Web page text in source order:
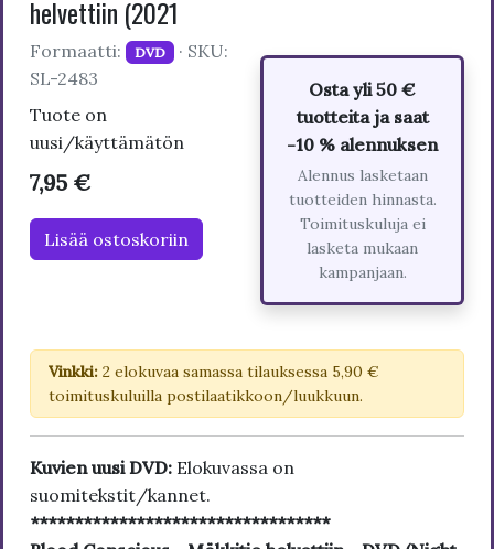
helvettiin (2021
Formaatti: DVD · SKU:
SL-2483
Tuote on
uusi/käyttämätön
7,95 €
Lisää ostoskoriin
Osta yli 50 €
tuotteita ja saat
-10 % alennuksen
Alennus lasketaan
tuotteiden hinnasta.
Toimituskuluja ei
lasketa mukaan
kampanjaan.
Vinkki: 2 elokuvaa samassa tilauksessa 5,90 €
toimituskuluilla postilaatikkoon/luukkuun.
Kuvien uusi DVD: Elokuvassa on
suomitekstit/kannet.
**********************************